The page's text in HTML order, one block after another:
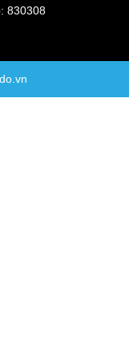
830308